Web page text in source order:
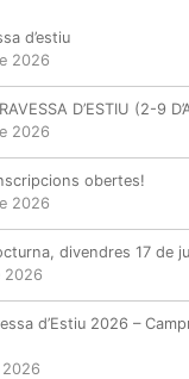
d’estiu
2026
D’ESTIU (2-9
2026
obertes!
2026
divendres 17 de
2026
d’Estiu 2026 –
2026